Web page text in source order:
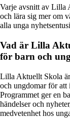
Varje avsnitt av Lilla
och lära sig mer om
alla unga
Vad är Lilla
för barn och
Lilla Aktuellt Skola
och ungdomar för att
Programmet ger en
händelser och
medvetenhet hos